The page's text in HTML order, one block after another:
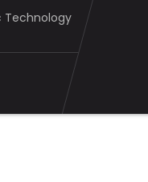
Technology